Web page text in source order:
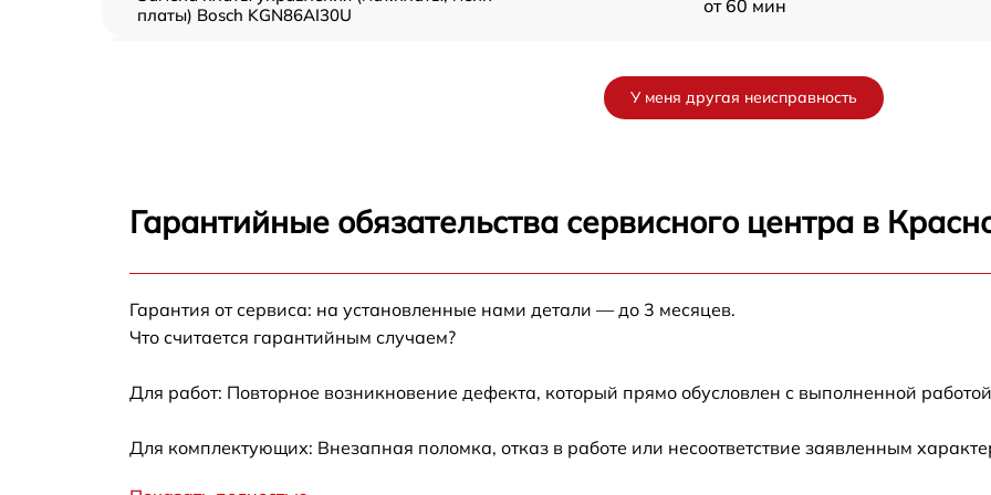
платы) Bosch KGN86AI30U
от 60 мин
Замена электросхемы Bosch KGN86AI30U от 60 мин
KGN86AI30U
Ремонт датчика морозильного отделения
У меня другая неисправность
Гарантийные обязательства сервисного центра в
Гарантия от сервиса: на установленные нами детали — до 3 месяцев.
Что считается гарантийным случаем?
Для работ: Повторное возникновение дефекта, который прямо обусловлен с выполненной
Для комплектующих: Внезапная поломка, отказ в работе или несоответствие заявленным